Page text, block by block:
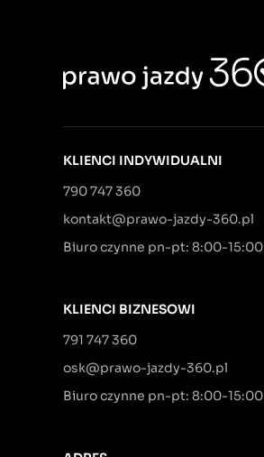
KLIENCI INDYWIDUALNI
790 747 360
kontakt@prawo-jazdy-360.pl
Biuro czynne pn-pt: 8:00-15:00
KLIENCI BIZNESOWI
791 747 360
osk@prawo-jazdy-360.pl
Biuro czynne pn-pt: 8:00-15:00